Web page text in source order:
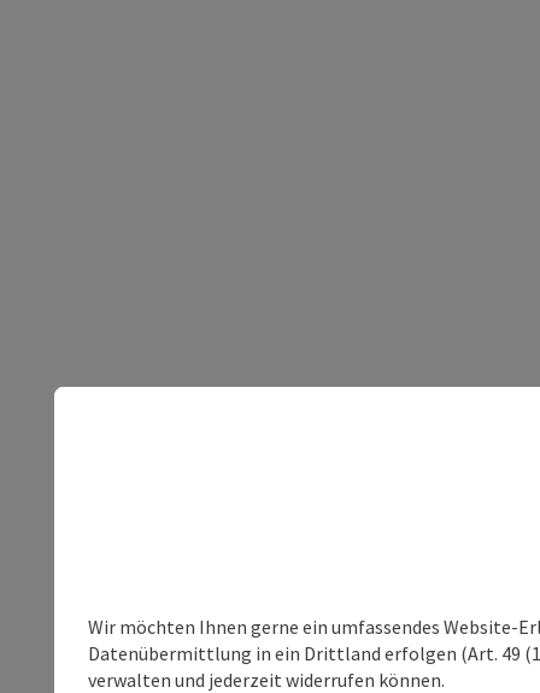
Wir möchten Ihnen gerne ein umfassendes Website-
Datenübermittlung in ein Drittland erfolgen (Art. 49
verwalten und jederzeit widerrufen können.